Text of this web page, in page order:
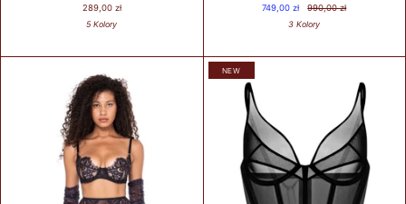
289,00 zł
5 Kolory
749,00 zł
990,00 zł
3 Kolory
NEW